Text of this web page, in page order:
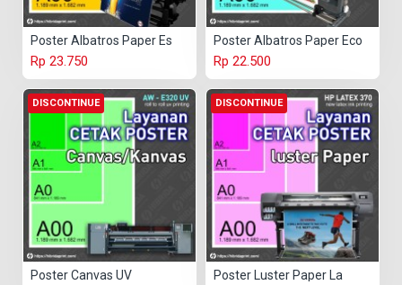
Poster Albatros Paper Es
Rp 23.750
Poster Albatros Paper Eco
Rp 22.500
DISCONTINUE
Poster Canvas UV
DISCONTINUE
Poster Luster Paper La